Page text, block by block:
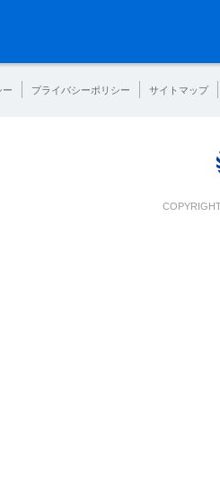
ー プライバシーポリシー サイトマップ